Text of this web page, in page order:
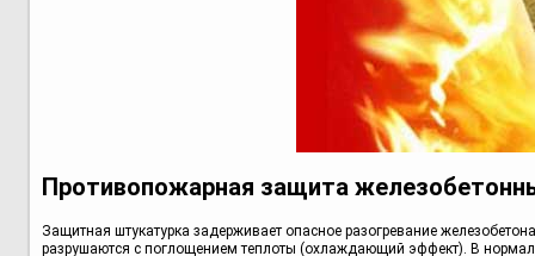
Противопожарная защита
Защитная штукатурка задерживает опасное разогревание
разрушаются с поглощением теплоты (охлаждающий эффект). В